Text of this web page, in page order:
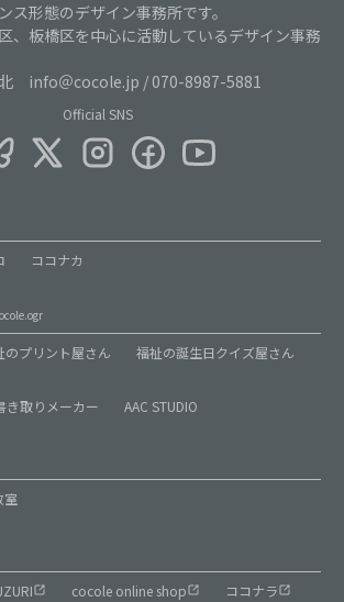
ス形態のデザイン事務所です。
、板橋区を中心に活動しているデザイン事務
info＠cocole.jp / 070-8987-5881
Official SNS
ココナカ
のプリント屋さん 福祉の誕生日クイズ屋さん
き取りメーカー AAC STUDIO
室
cocole online shop ココナラ